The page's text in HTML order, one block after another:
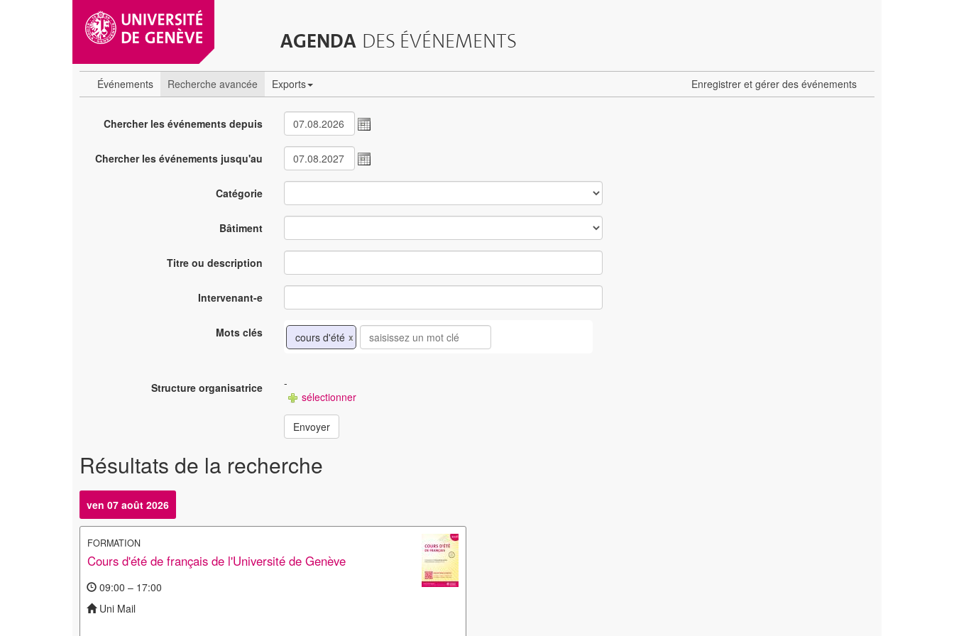
AGENDA DES ÉVÉNEMENTS
Événements Recherche avancée Exports Enregistrer et gérer des événements
Chercher les événements depuis
Chercher les événements jusqu'au
Catégorie
Bâtiment
Titre ou description
Intervenant-e
Mots clés cours d'été x
Structure organisatrice
-
sélectionner
Envoyer
Résultats de la recherche
ven 07 août 2026
FORMATION
Cours d'été de français de l'Université de Genève
09:00 – 17:00
Uni Mail